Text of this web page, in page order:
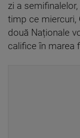
zi a semifinalelor,
timp ce miercuri,
două Naționale
califice în marea